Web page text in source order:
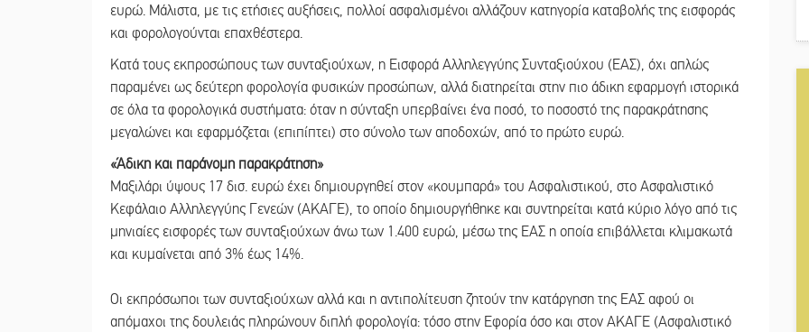
ευρώ. Μάλιστα, με τις ετήσιες αυξήσεις, πολλοί ασφαλισμένοι αλλάζουν κατηγορία καταβολής της εισφοράς
και φορολογούνται επαχθέστερα.
Κατά τους εκπροσώπους των συνταξιούχων, η Εισφορά Αλληλεγγύης Συνταξιούχου (ΕΑΣ), όχι απλώς
παραμένει ως δεύτερη φορολογία φυσικών προσώπων, αλλά διατηρείται στην πιο άδικη εφαρμογή ιστορικά
σε όλα τα φορολογικά συστήματα: όταν η σύνταξη υπερβαίνει ένα ποσό, το ποσοστό της παρακράτησης
μεγαλώνει και εφαρμόζεται (επιπίπτει) στο σύνολο των αποδοχών, από το πρώτο ευρώ.
«Άδικη και παράνομη παρακράτηση»
Μαξιλάρι ύψους 17 δισ. ευρώ έχει δημιουργηθεί στον «κουμπαρά» του Ασφαλιστικού, στο Ασφαλιστικό
Κεφάλαιο Αλληλεγγύης Γενεών (ΑΚΑΓΕ), το οποίο δημιουργήθηκε και συντηρείται κατά κύριο λόγο από τις
μηνιαίες εισφορές των συνταξιούχων άνω των 1.400 ευρώ, μέσω της ΕΑΣ η οποία επιβάλλεται κλιμακωτά
και κυμαίνεται από 3% έως 14%.
Οι εκπρόσωποι των συνταξιούχων αλλά και η αντιπολίτευση ζητούν την κατάργηση της ΕΑΣ αφού οι
απόμαχοι της δουλειάς πληρώνουν διπλή φορολογία: τόσο στην Εφορία όσο και στον ΑΚΑΓΕ (Ασφαλιστικό